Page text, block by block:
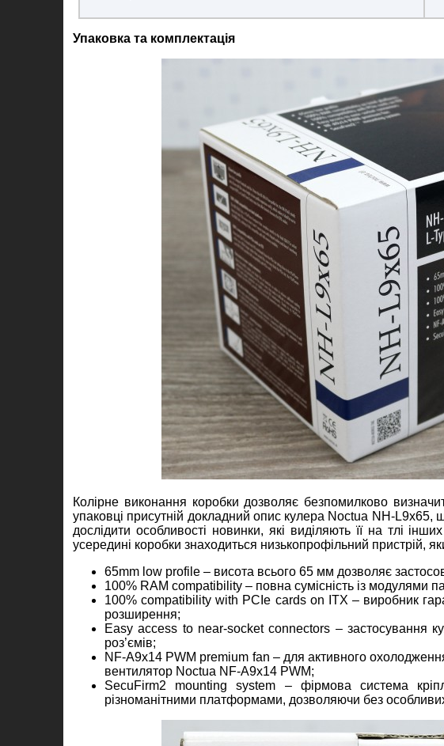
Упаковка та комплектація
Колірне виконання коробки дозволяє безпомилково
упаковці присутній докладний опис кулера Noctua NH-
дослідити особливості новинки, які виділяють її на тлі
усередині коробки знаходиться низькопрофільний пристрій,
65mm low profile – висота всього 65 мм дозволяє
100% RAM compatibility – повна сумісність із модулями
100% compatibility with PCIe cards on ITX – виробник
розширення;
Easy access to near-socket connectors – застосування
роз’ємів;
NF-A9x14 PWM premium fan – для активного
вентилятор Noctua NF-A9x14 PWM;
SecuFirm2 mounting system – фірмова система
різноманітними платформами, дозволяючи без